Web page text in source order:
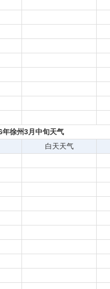
年徐州3月中旬天气
白天天气